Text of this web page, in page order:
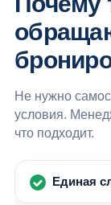
Не нужно
условия.
что подходит.
Единая